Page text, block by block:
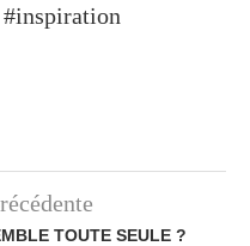
TOUTE SEULE ?